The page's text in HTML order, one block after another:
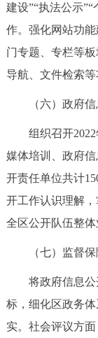
建设”“执法公示
作。强化网站功
门专题、专栏等
导航、文件检索等
（六）政府信
组织召开2022
媒体培训、政府
开责任单位共计
开工作认识理解
全区公开队伍整体
（七）监督保
将政府信息公
标，细化区政务
实。社会评议方